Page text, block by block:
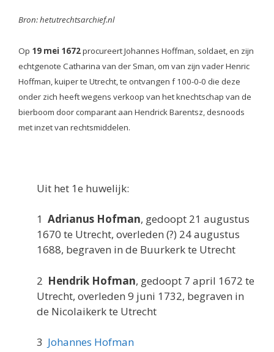
Bron: hetutrechtsarchief.nl
Op 19 mei 1672procureert Johannes Hoffman, soldaet, en zijn
echtgenote Catharina van der Sman, om van zijn vader Henric
Hoffman, kuiper te Utrecht, te ontvangen f 100-0-0 die deze
onder zich heeft wegens verkoop van het knechtschap van de
bierboom door comparant aan Hendrick Barentsz, desnoods
met inzet van rechtsmiddelen.
Uit het 1e huwelijk:
1 Adrianus Hofman, gedoopt 21 augustus
1670 te Utrecht, overleden (?) 24 augustus
1688, begraven in de Buurkerk te Utrecht
2 Hendrik Hofman, gedoopt 7 april 1672 te
Utrecht, overleden 9 juni 1732, begraven in
de Nicolaikerk te Utrecht
3 Johannes Hofman